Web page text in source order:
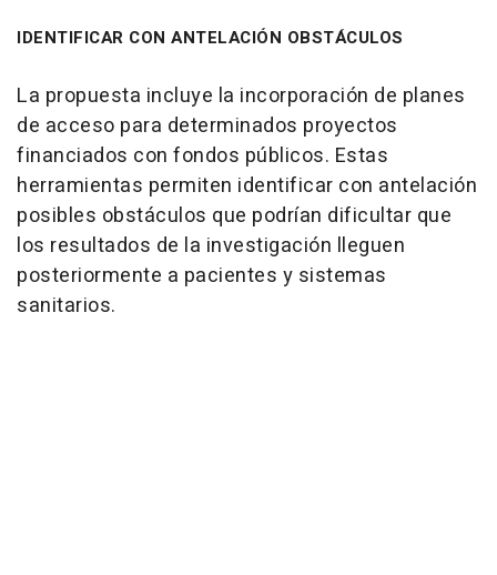
IDENTIFICAR CON ANTELACIÓN OBSTÁCULOS
La propuesta incluye la incorporación de planes
de acceso para determinados proyectos
financiados con fondos públicos. Estas
herramientas permiten identificar con antelación
posibles obstáculos que podrían dificultar que
los resultados de la investigación lleguen
posteriormente a pacientes y sistemas
sanitarios.